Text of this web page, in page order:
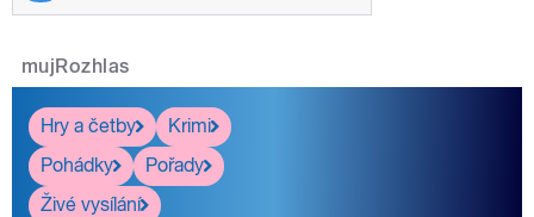
mujRozhlas
Hry a četby
Krimi
Pohádky
Pořady
Živé vysílání